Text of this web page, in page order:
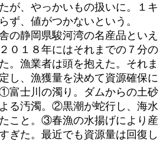
が、やっかいもの扱いに。１キ
ず、値がつかないという。
の静岡県駿河湾の名産品といえ
０１８年にはそれまでの７分の
。漁業者は頭を抱えた。それま
し、漁獲量を決めて資源確保に
富士川の濁り。ダムからの土砂
る汚濁。②黒潮が蛇行し、海水
こと。③春漁の水揚げにより産
ぎた。最近でも資源量は回復し